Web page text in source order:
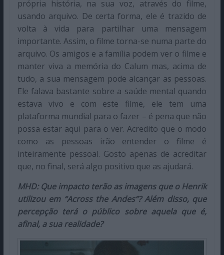
própria história, na sua voz, através do filme,
usando arquivo. De certa forma, ele é trazido de
volta à vida para partilhar uma mensagem
importante. Assim, o filme torna-se numa parte do
arquivo. Os amigos e a família podem ver o filme e
manter viva a memória do Calum mas, acima de
tudo, a sua mensagem pode alcançar as pessoas.
Ele falava bastante sobre a saúde mental quando
estava vivo e com este filme, ele tem uma
plataforma mundial para o fazer – é pena que não
possa estar aqui para o ver. Acredito que o modo
como as pessoas irão entender o filme é
inteiramente pessoal. Gosto apenas de acreditar
que, no final, será algo positivo que as ajudará.
MHD: Que impacto terão as imagens que o Henrik
utilizou em “Across the Andes”? Além disso, que
percepção terá o público sobre aquela que é,
afinal, a sua realidade?